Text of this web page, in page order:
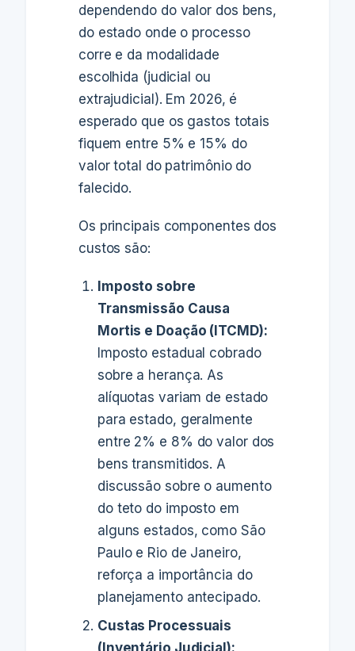
dependendo do valor dos bens,
do estado onde o processo
corre e da modalidade
escolhida (judicial ou
extrajudicial). Em 2026, é
esperado que os gastos totais
fiquem entre 5% e 15% do
valor total do patrimônio do
falecido.
Os principais componentes dos
custos são:
Imposto sobre
Transmissão Causa
Mortis e Doação (ITCMD):
Imposto estadual cobrado
sobre a herança. As
alíquotas variam de estado
para estado, geralmente
entre 2% e 8% do valor dos
bens transmitidos. A
discussão sobre o aumento
do teto do imposto em
alguns estados, como São
Paulo e Rio de Janeiro,
reforça a importância do
planejamento antecipado.
Custas Processuais